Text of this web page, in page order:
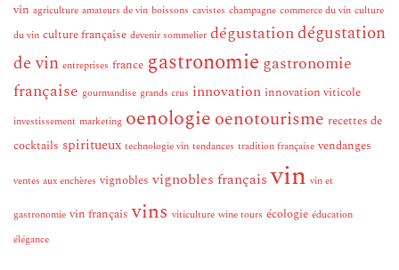
vin agriculture amateurs de vin boissons cavistes champagne commerce du vin culture
du vin culture française devenir sommelier dégustationdégustation
de vin entreprises france gastronomie gastronomie
française gourmandise grands crus innovation innovation viticole
investissement marketing oenologie oenotourisme recettes de
cocktails spiritueux technologie vin tendances tradition française vendanges
ventes aux enchères vignobles vignobles français vin vin et
gastronomie vin français vins viticulture wine tours écologie éducation
élégance